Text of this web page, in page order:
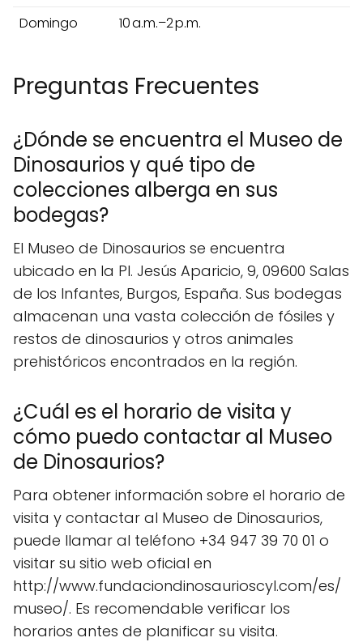
Domingo
10 a.m.–2 p.m.
Preguntas Frecuentes
¿Dónde se encuentra el Museo de
Dinosaurios y qué tipo de
colecciones alberga en sus
bodegas?
El Museo de Dinosaurios se encuentra
ubicado en la Pl. Jesús Aparicio, 9, 09600 Salas
de los Infantes, Burgos, España. Sus bodegas
almacenan una vasta colección de fósiles y
restos de dinosaurios y otros animales
prehistóricos encontrados en la región.
¿Cuál es el horario de visita y
cómo puedo contactar al Museo
de Dinosaurios?
Para obtener información sobre el horario de
visita y contactar al Museo de Dinosaurios,
puede llamar al teléfono +34 947 39 70 01 o
visitar su sitio web oficial en
http://www.fundaciondinosaurioscyl.com/es/
museo/. Es recomendable verificar los
horarios antes de planificar su visita.